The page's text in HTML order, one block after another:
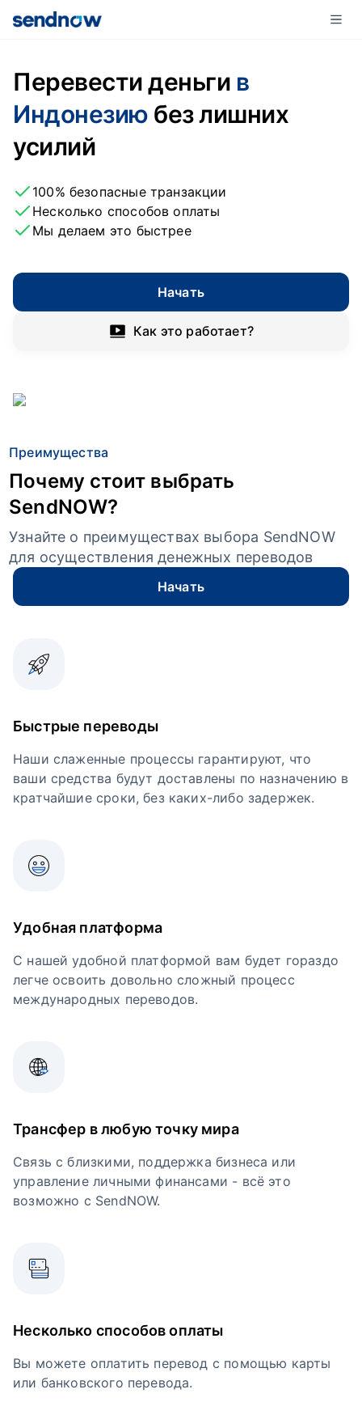
Перевести деньги в
Индонезию без лишних
усилий
100% безопасные транзакции
Несколько способов оплаты
Мы делаем это быстрее
Начать
Как это работает?
Преимущества
Почему стоит выбрать
SendNOW?
Узнайте о преимуществах выбора SendNOW
для осуществления денежных переводов
Начать
Быстрые переводы
Наши слаженные процессы гарантируют, что
ваши средства будут доставлены по назначению в
кратчайшие сроки, без каких-либо задержек.
Удобная платформа
С нашей удобной платформой вам будет гораздо
легче освоить довольно сложный процесс
международных переводов.
Трансфер в любую точку мира
Связь с близкими, поддержка бизнеса или
управление личными финансами - всё это
возможно с SendNOW.
Несколько способов оплаты
Вы можете оплатить перевод с помощью карты
или банковского перевода.